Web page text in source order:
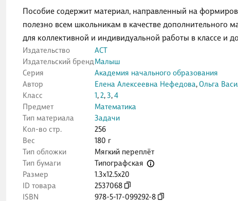
Пособие содержит материал, направленный на
полезно всем школьникам в качестве дополнительного
для коллективной и индивидуальной работы в классе и
Издательство
АСТ
Издательский брендМалыш
Серия
Академия начального образования
Автор
Елена Алексеевна Нефедова,Ольга
Класс
1,2,3,4
Предмет
Математика
Тип материала
Задачи
Кол-во стр.
256
Вес
180 г
Тип обложки
Мягкий переплёт
Тип бумаги
Типографская
Размер
1.3x12.5x20
ID товара
2537068
ISBN
978-5-17-099292-8